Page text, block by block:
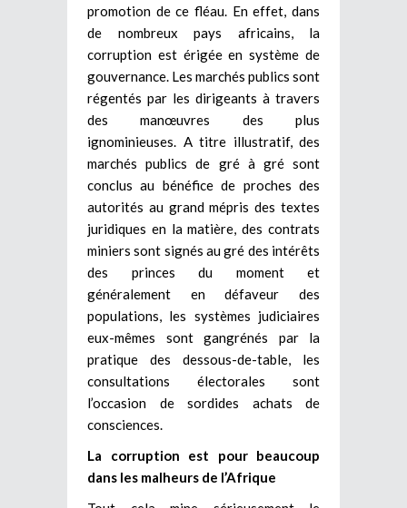
promotion de ce fléau. En effet, dans
de nombreux pays africains, la
corruption est érigée en système de
gouvernance. Les marchés publics sont
régentés par les dirigeants à travers
des manœuvres des plus
ignominieuses. A titre illustratif, des
marchés publics de gré à gré sont
conclus au bénéfice de proches des
autorités au grand mépris des textes
juridiques en la matière, des contrats
miniers sont signés au gré des intérêts
des princes du moment et
généralement en défaveur des
populations, les systèmes judiciaires
eux-mêmes sont gangrénés par la
pratique des dessous-de-table, les
consultations électorales sont
l’occasion de sordides achats de
consciences.
La corruption est pour beaucoup
dans les malheurs de l’Afrique